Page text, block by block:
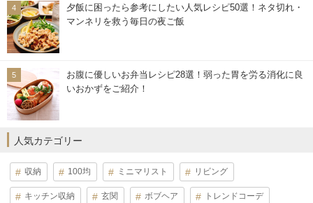
夕飯に困ったら参考にしたい人気レシピ50選！ネタ切れ・
マンネリを救う毎日の夜ご飯
お腹に優しいお弁当レシピ28選！弱った胃を労る消化に良
いおかずをご紹介！
人気カテゴリー
収納 100均 ミニマリスト リビング
キッチン収納 玄関 ボブヘア トレンドコーデ